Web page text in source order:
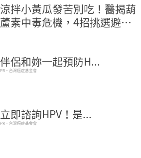
涼拌小黃瓜發苦別吃！醫揭葫
蘆素中毒危機，4招挑選避雷
伴侶和妳一起預防H...
PR・台灣癌症基金會
立即諮詢HPV！是...
PR・台灣癌症基金會